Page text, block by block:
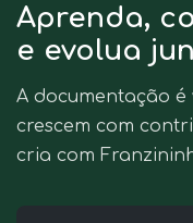
Aprenda,
e evolua
A documentação é
crescem com
cria com